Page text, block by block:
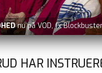
nu på VOD, fx
HAR